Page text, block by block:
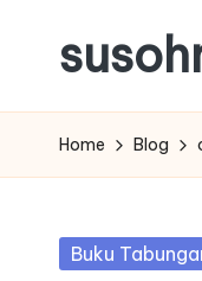
contentHome Blog
Posted
Buku